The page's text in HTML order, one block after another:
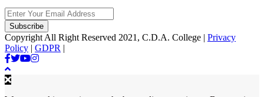
Copyright All Right Reserved 2021, C.D.A. College | Privacy
Policy | GDPR |